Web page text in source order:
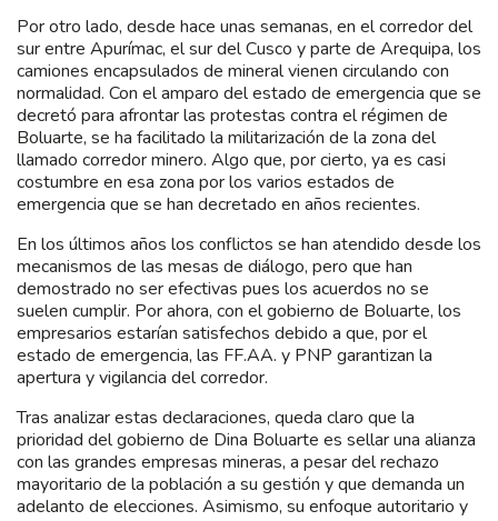
Por otro lado, desde hace unas semanas, en el corredor del
sur entre Apurímac, el sur del Cusco y parte de Arequipa, los
camiones encapsulados de mineral vienen circulando con
normalidad. Con el amparo del estado de emergencia que se
decretó para afrontar las protestas contra el régimen de
Boluarte, se ha facilitado la militarización de la zona del
llamado corredor minero. Algo que, por cierto, ya es casi
costumbre en esa zona por los varios estados de
emergencia que se han decretado en años recientes.
En los últimos años los conflictos se han atendido desde los
mecanismos de las mesas de diálogo, pero que han
demostrado no ser efectivas pues los acuerdos no se
suelen cumplir. Por ahora, con el gobierno de Boluarte, los
empresarios estarían satisfechos debido a que, por el
estado de emergencia, las FF.AA. y PNP garantizan la
apertura y vigilancia del corredor.
Tras analizar estas declaraciones, queda claro que la
prioridad del gobierno de Dina Boluarte es sellar una alianza
con las grandes empresas mineras, a pesar del rechazo
mayoritario de la población a su gestión y que demanda un
adelanto de elecciones. Asimismo, su enfoque autoritario y